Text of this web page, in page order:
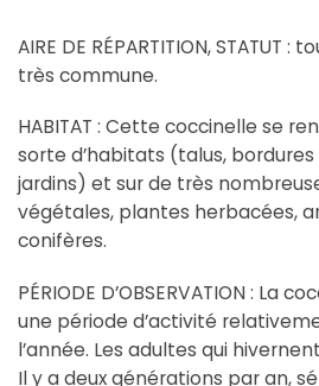
AIRE DE RÉPARTITION, STATUT :
très commune.
HABITAT : Cette coccinelle se
sorte d’habitats (talus,
jardins) et sur de très
végétales, plantes herbacées,
conifères.
PÉRIODE D’OBSERVATION : La
une période d’activité
l’année. Les adultes qui
Il y a deux générations par an,